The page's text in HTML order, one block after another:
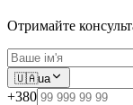
Отримайте
🇺🇦ua
+380